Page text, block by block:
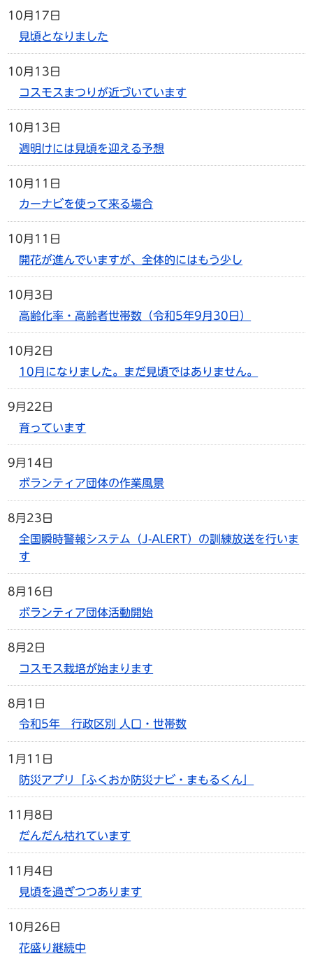
10月17日
見頃となりました
10月13日
コスモスまつりが近づいています
10月13日
週明けには見頃を迎える予想
10月11日
カーナビを使って来る場合
10月11日
開花が進んでいますが、全体的にはもう少し
10月3日
高齢化率・高齢者世帯数（令和5年9月30日）
10月2日
10月になりました。まだ見頃ではありません。
9月22日
育っています
9月14日
ボランティア団体の作業風景
8月23日
全国瞬時警報システム（J-ALERT）の訓練放送を行いま
す
8月16日
ボランティア団体活動開始
8月2日
コスモス栽培が始まります
8月1日
令和5年 行政区別 人口・世帯数
1月11日
防災アプリ「ふくおか防災ナビ・まもるくん」
11月8日
だんだん枯れています
11月4日
見頃を過ぎつつあります
10月26日
花盛り継続中